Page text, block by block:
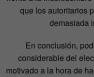
que los autoritarios
demasiada
En conclusión,
considerable del
motivado a la hora de